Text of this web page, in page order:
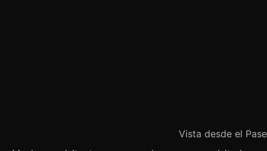
Vista desde el